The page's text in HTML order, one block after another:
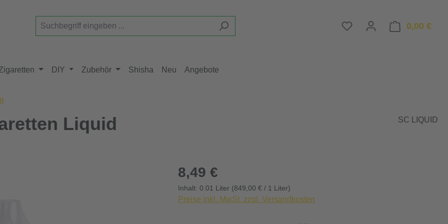
Du hast 0 Produkte auf
0,00 €
DIY Zubehör Shisha Neu Angebote
Liquid SC LIQUID
Regulärer Preis:
8,49 €
Inhalt: 0.01 Liter (849,00 € / 1 Liter)
Preise inkl. MwSt. zzgl. Versandkosten